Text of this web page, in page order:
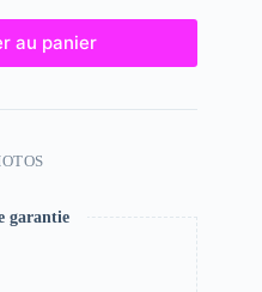
au panier
garantie